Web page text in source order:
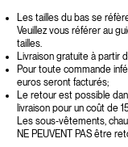
Les tailles du bas se
Veuillez vous référer au
tailles.
Livraison gratuite à partir
Pour toute commande
euros seront facturés;
Le retour est possible
livraison pour un coût de
Les sous-vêtements,
NE PEUVENT PAS être